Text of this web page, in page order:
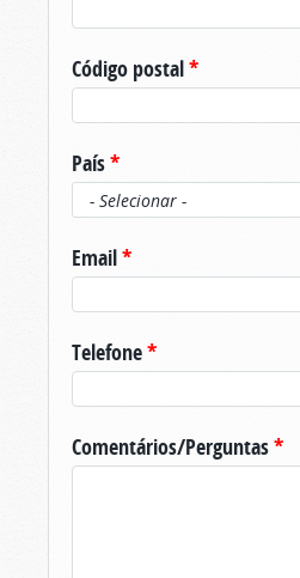
Código postal*
País*
Email*
Telefone*
Comentários/Perguntas*